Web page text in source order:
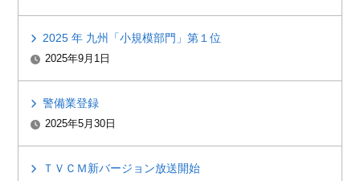
2025 年 九州「小規模部門」第１位
2025年9月1日
警備業登録
2025年5月30日
ＴＶＣＭ新バージョン放送開始